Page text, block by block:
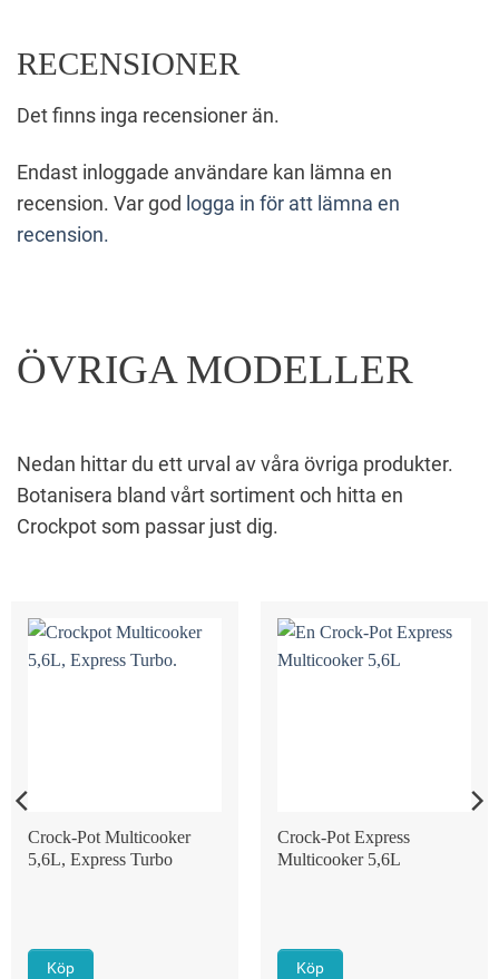
RECENSIONER
Det finns inga recensioner än.
Endast inloggade användare kan lämna en
recension. Var god logga in för att lämna en
recension.
ÖVRIGA MODELLER
Nedan hittar du ett urval av våra övriga produkter.
Botanisera bland vårt sortiment och hitta en
Crockpot som passar just dig.
Crock-Pot Multicooker
5,6L, Express Turbo
Köp
Crock-Pot Express
Multicooker 5,6L
Köp